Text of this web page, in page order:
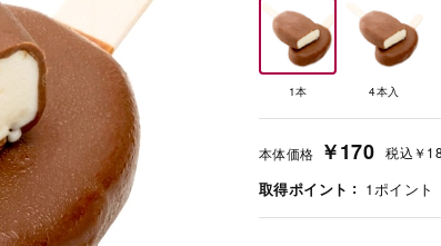
1本 4本入
本体価格 ￥170 税込 ￥
取得ポイント 1ポイント